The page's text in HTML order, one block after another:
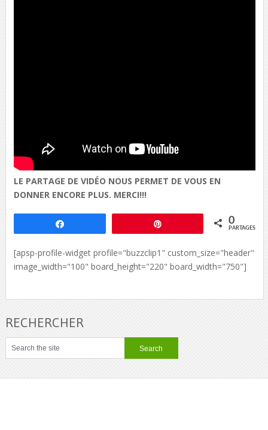
LE PARTAGE DE VIDÉO NOUS PERMET DE VOUS EN
DONNER ENCORE PLUS. MERCI!!!
0
PARTAGES
[apsp-profile-widget profile="buzzclip1" custom_size="header"
image_width="100" board_height="220" board_width="750"]
RECHERCHER